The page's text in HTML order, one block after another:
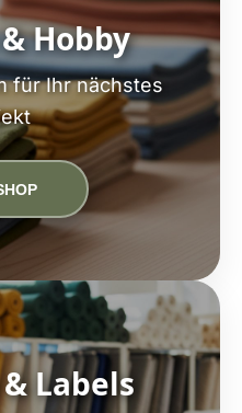
Hobby
für Ihr nächstes
Labels